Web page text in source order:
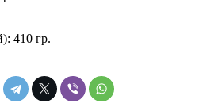
410 гр.